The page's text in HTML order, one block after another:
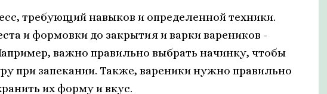
требующий навыков и определенной техники.
и формовки до закрытия и варки вареников -
важно правильно выбрать начинку, чтобы
при запекании. Также, вареники нужно правильно
их форму и вкус.